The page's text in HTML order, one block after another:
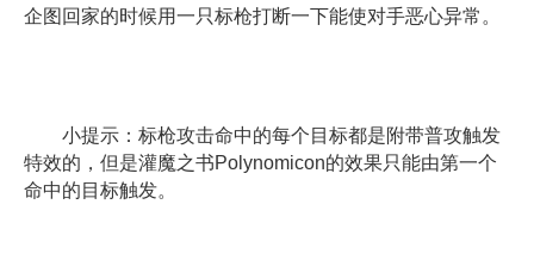
企图回家的时候用一只标枪打断一下能使对手恶心异常。
小提示：标枪攻击命中的每个目标都是附带普攻触发
特效的，但是灌魔之书Polynomicon的效果只能由第一个
命中的目标触发。